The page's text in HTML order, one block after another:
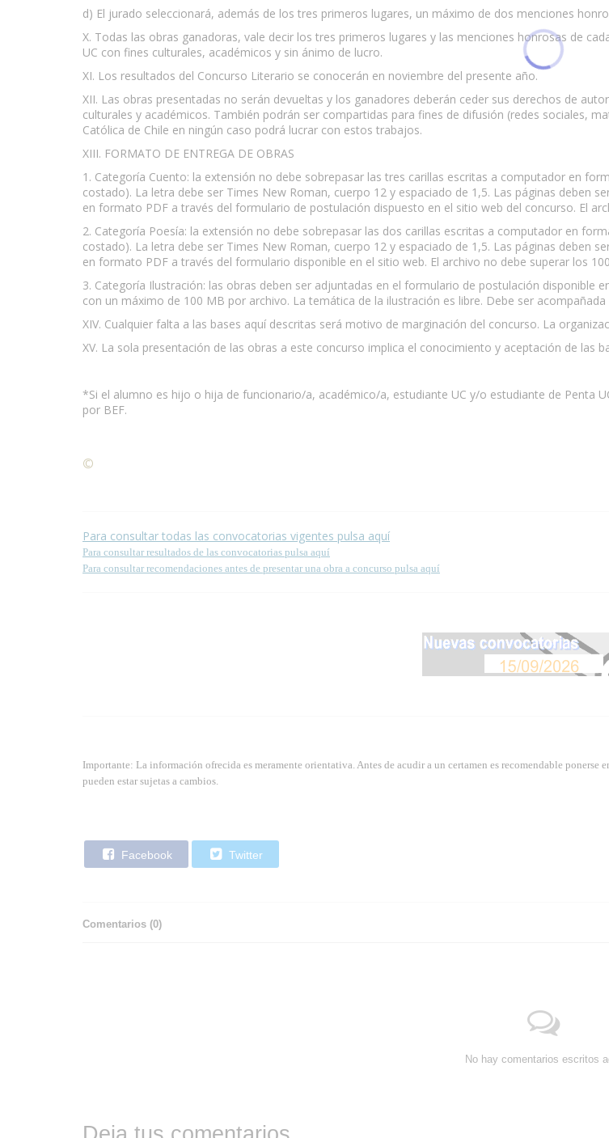
d) El jurado seleccionará, además de los tres primeros lugares, un máximo de dos menciones
X. Todas las obras ganadoras, vale decir los tres primeros lugares y las menciones honrosas de
UC con fines culturales, académicos y sin ánimo de lucro.
XI. Los resultados del Concurso Literario se conocerán en noviembre del presente año.
XII. Las obras presentadas no serán devueltas y los ganadores deberán ceder sus derechos de
culturales y académicos. También podrán ser compartidas para fines de difusión (redes sociales,
Católica de Chile en ningún caso podrá lucrar con estos trabajos.
XIII. FORMATO DE ENTREGA DE OBRAS
1. Categoría Cuento: la extensión no debe sobrepasar las tres carillas escritas a computador en
costado). La letra debe ser Times New Roman, cuerpo 12 y espaciado de 1,5. Las páginas deben
en formato PDF a través del formulario de postulación dispuesto en el sitio web del concurso. El
2. Categoría Poesía: la extensión no debe sobrepasar las dos carillas escritas a computador en
costado). La letra debe ser Times New Roman, cuerpo 12 y espaciado de 1,5. Las páginas deben
en formato PDF a través del formulario disponible en el sitio web. El archivo no debe superar los
3. Categoría Ilustración: las obras deben ser adjuntadas en el formulario de postulación
con un máximo de 100 MB por archivo. La temática de la ilustración es libre. Debe ser acompañada
XIV. Cualquier falta a las bases aquí descritas será motivo de marginación del concurso. La
XV. La sola presentación de las obras a este concurso implica el conocimiento y aceptación de las
*Si el alumno es hijo o hija de funcionario/a, académico/a, estudiante UC y/o estudiante de Penta
por BEF.
©
Para consultar todas las convocatorias vigentes pulsa aquí
Para consultar resultados de las convocatorias pulsa aquí
Para consultar recomendaciones antes de presentar una obra a concurso pulsa aquí
Importante: La información ofrecida es meramente orientativa. Antes de acudir a un certamen es recomendable
pueden estar sujetas a cambios.
Facebook Twitter
Comentarios (0)
No hay comentarios escritos